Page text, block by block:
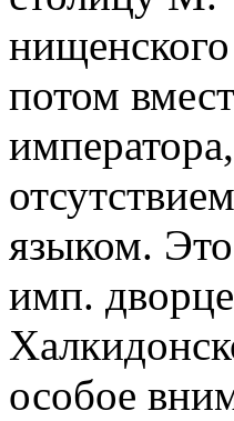
потом
языком.
имп.
особое